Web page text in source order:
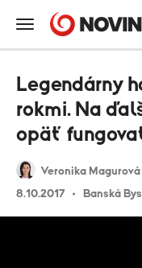
Veronika Magurová
8.10.2017
Banská
Legendárny
rokmi. Na
opäť